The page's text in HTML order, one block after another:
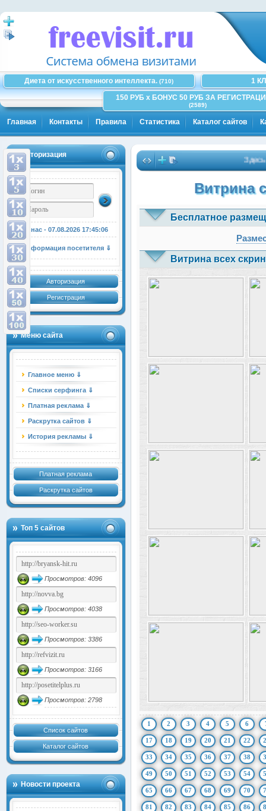
Диета от искусственного интеллекта. (710)
1
150 РУБ x БОНУС 50 РУБ ЗА
(2589)
Главная Контакты Правила Статистика Каталог сайтов
Авторизация
У нас - 07.08.2026 17:45:06
Информация посетителя ⇓
Авторизация
Регистрация
Меню сайта
Главное меню ⇓
Списки серфинга ⇓
Платная реклама ⇓
Раскрутка сайтов ⇓
История рекламы ⇓
Платная реклама
Раскрутка сайтов
Топ 5 сайтов
Просмотров: 4096
Просмотров: 4038
Просмотров: 3386
Просмотров: 3166
Просмотров: 2798
Список сайтов
Каталог сайтов
Новости проекта
Здесь
Витрина
Бесплатное
Витрина всех
1 2 3 4 5 6
17 18 19 20 21 22
33 34 35 36 37 38
49 50 51 52 53 54
65 66 67 68 69 70
81 82 83 84 85 86